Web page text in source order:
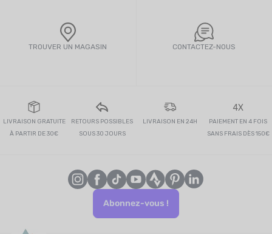
TROUVER UN MAGASIN CONTACTEZ-NOUS
LIVRAISON GRATUITE
À PARTIR DE 30€
RETOURS POSSIBLES
SOUS 30 JOURS
LIVRAISON EN 24H
4X
PAIEMENT EN 4 FOIS
SANS FRAIS DÈS 150€
Abonnez-vous !